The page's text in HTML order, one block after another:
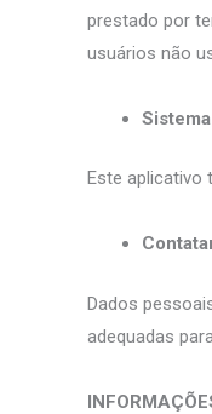
prestado por
usuários não
Este aplicativo
Dados
adequadas